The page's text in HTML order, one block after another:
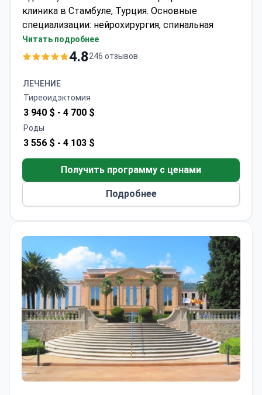
клиника в Стамбуле, Турция. Основные
специализации: нейрохирургия, спинальная
хирургия, хирургия снижения веса, ортопедия и
травматология.
взрослых. Большинство пациентов клиники —
жители русскоязычных, арабоязычных и
африканских стран.
Читать подробнее
4.8246 отзывов
ЛЕЧЕНИЕ
Тиреоидэктомия
3 940 $ - 4 700 $
Роды
3 556 $ - 4 103 $
Получить программу с ценами
Подробнее